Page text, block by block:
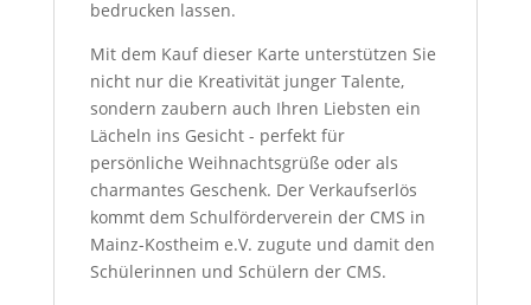
bedrucken lassen.
Mit dem Kauf dieser Karte unterstützen Sie
nicht nur die Kreativität junger Talente,
sondern zaubern auch Ihren Liebsten ein
Lächeln ins Gesicht - perfekt für
persönliche Weihnachtsgrüße oder als
charmantes Geschenk. Der Verkaufserlös
kommt dem Schulförderverein der CMS in
Mainz-Kostheim e.V. zugute und damit den
Schülerinnen und Schülern der CMS.